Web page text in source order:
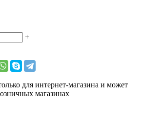
+
для интернет-магазина и может
магазинах